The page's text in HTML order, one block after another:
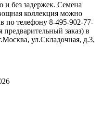
и без задержек. Семена
коллекция можно
по телефону 8-495-902-77-
предварительный заказ) в
ул.Складочная, д.3,